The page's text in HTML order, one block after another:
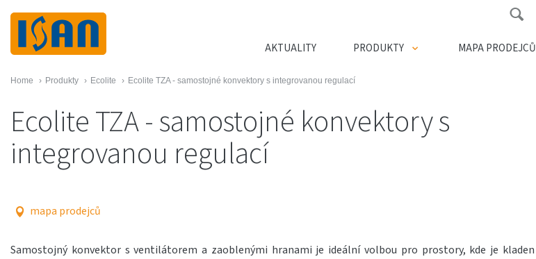
AKTUALITY PRODUKTY MAPA PRODEJCŮ
Home › Produkty › Ecolite › Ecolite TZA - samostojné konvektory s integrovanou regulací
Ecolite TZA - samostojné konvektory s
integrovanou regulací
mapa prodejců
Samostojný konvektor s ventilátorem a zaoblenými hranami je ideální volbou pro prostory, kde je kladen